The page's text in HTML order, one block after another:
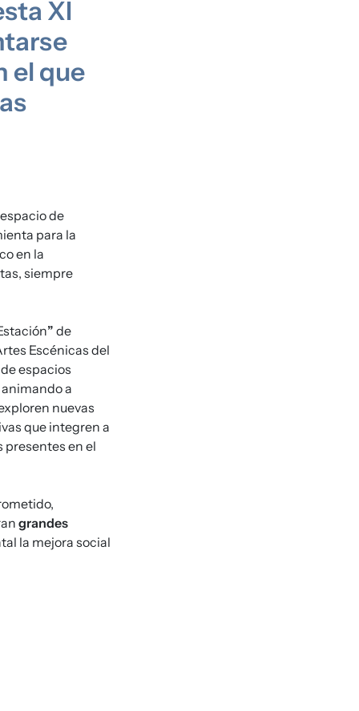
XI
el que
de
para la
en la
siempre
” de
Escénicas del
espacios
a
nuevas
que integren a
presentes en el
grandes
la mejora social